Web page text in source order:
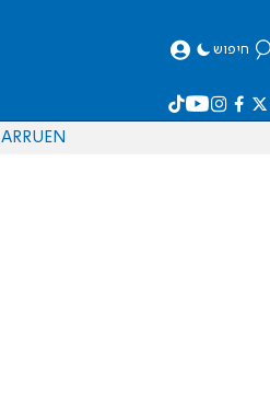
חיפוש
EN
RU
AR